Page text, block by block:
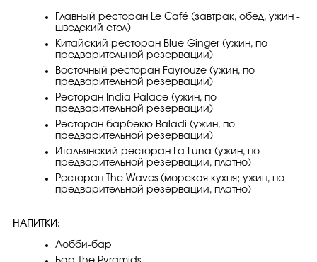
Главный ресторан Le Café (завтрак, обед, ужин -
шведский стол)
Китайский ресторан Blue Ginger (ужин, по
предварительной резервации)
Восточный ресторан Fayrouze (ужин, по
предварительной резервации)
Ресторан India Palace (ужин, по
предварительной резервации)
Ресторан барбекю Baladi (ужин, по
предварительной резервации)
Итальянский ресторан La Luna (ужин, по
предварительной резервации, платно)
Ресторан The Waves (морская кухня; ужин, по
предварительной резервации, платно)
НАПИТКИ:
Лобби-бар